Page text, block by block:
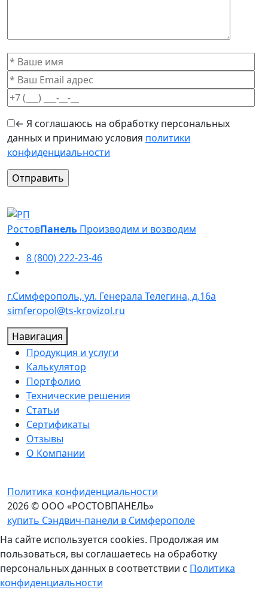
← Я соглашаюсь на обработку персональных
данных и принимаю условия политики
конфиденциальности
Оставьте это поле пустым.
РостовПанель Производим и возводим
8 (800) 222-23-46
г.Симферополь, ул. Генерала Телегина, д.16а
simferopol@ts-krovizol.ru
Навигация
Продукция и услуги
Калькулятор
Портфолио
Технические решения
Статьи
Сертификаты
Отзывы
О Компании
2026 © ООО «РОСТОВПАНЕЛЬ»
купить Сэндвич-панели в Симферополе
Политика конфиденциальности
На сайте используется cookies. Продолжая им
пользоваться, вы соглашаетесь на обработку
персональных данных в соответствии с Политика
конфиденциальности